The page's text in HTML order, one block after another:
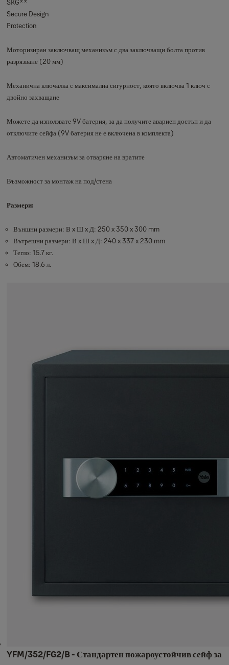
SKG**
Secure Design
Protection
Моторизиран заключващ механизъм с два заключващи болта против
разрязване (20 мм)
Механична ключалка с максимална сигурност, която включва 1 ключ с
двойно захващане
Можете да използвате 9V батерия, за да получите авариен достъп и да
отключите сейфа (9V батерия не е включена в комплекта)
Автоматичен механизъм за отваряне на вратите
Възможност за монтаж на под/стена
Размери:
Външни размери: В x Ш x Д: 250 x 350 x 300 mm
Вътрешни размери: В x Ш x Д: 240 x 337 x 230 mm
Тегло: 15.7 кг.
Обем: 18.6 л.
YFM/352/FG2/B - Стандартен пожароустойчив сейф за